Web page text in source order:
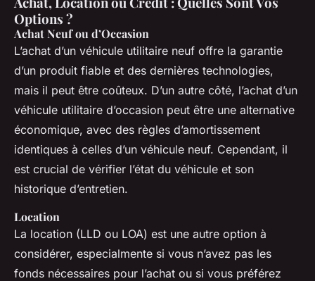
Options ?
Achat Neuf ou d’Occasion
L’achat d’un véhicule utilitaire neuf offre la garantie
d’un produit fiable et des dernières technologies,
mais il peut être coûteux. D’un autre côté, l’achat d’un
véhicule utilitaire d’occasion peut être une alternative
économique, avec des règles d’amortissement
identiques à celles d’un véhicule neuf. Cependant, il
est crucial de vérifier l’état du véhicule et son
historique d’entretien.
Location
La location (LLD ou LOA) est une autre option à
considérer, especialmente si vous n’avez pas les
fonds nécessaires pour l’achat ou si vous préférez